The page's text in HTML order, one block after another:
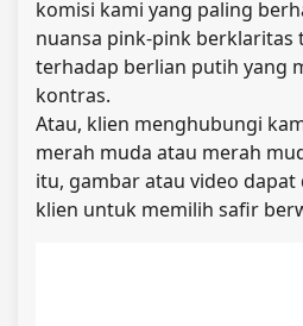
komisi kami yang paling
nuansa pink-pink berklaritas
terhadap berlian putih yang
kontras.
Atau, klien menghubungi
merah muda atau merah
itu, gambar atau video
klien untuk memilih safir